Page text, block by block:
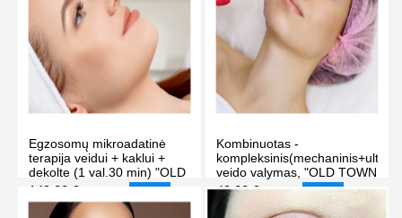
Egzosomų mikroadatinė
terapija veidui + kaklui +
dekolte (1 val.30 min) "OLD
TOWN SPA" masažo ir
grožio klinikoje Vilniuje
149.00 €
Kombinuotas -
veido valymas, "OLD TOWN
SPA" masažo ir grožio
klinikoje Vilniuje
49.00 €75.00 € -35%